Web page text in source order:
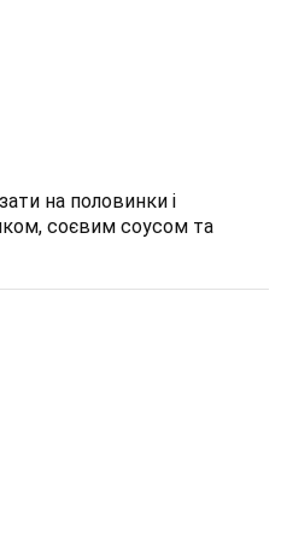
на половинки і
соєвим соусом та